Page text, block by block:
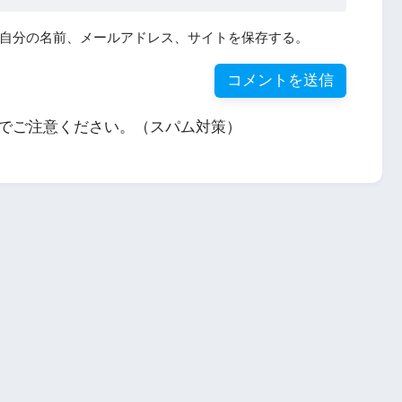
の名前、メールアドレス、サイトを保存する。
注意ください。（スパム対策）